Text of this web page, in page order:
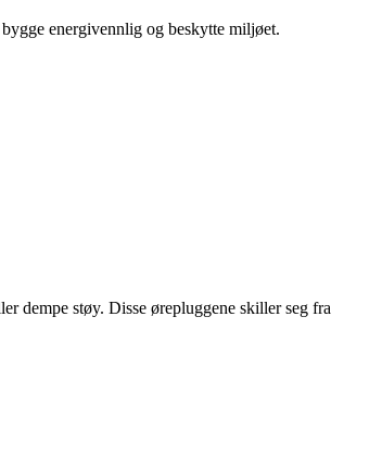
energivennlig og beskytte miljøet.
dempe støy. Disse ørepluggene skiller seg fra